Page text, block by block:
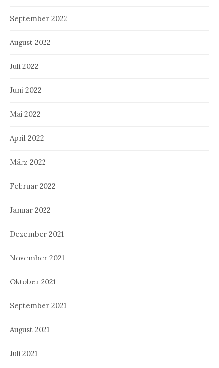
September 2022
August 2022
Juli 2022
Juni 2022
Mai 2022
April 2022
März 2022
Februar 2022
Januar 2022
Dezember 2021
November 2021
Oktober 2021
September 2021
August 2021
Juli 2021